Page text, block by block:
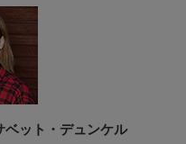
ット・デュンケル